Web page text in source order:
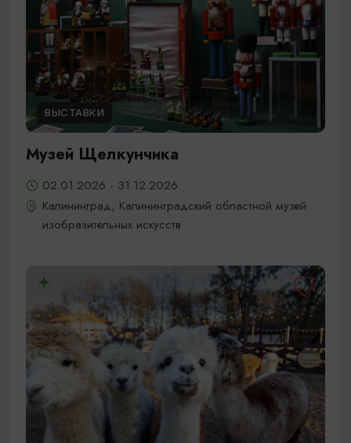
ВЫСТАВКИ
Музей Щелкунчика
02.01.2026 - 31.12.2026
Калининград, Калининградский областной музей
изобразительных искусств